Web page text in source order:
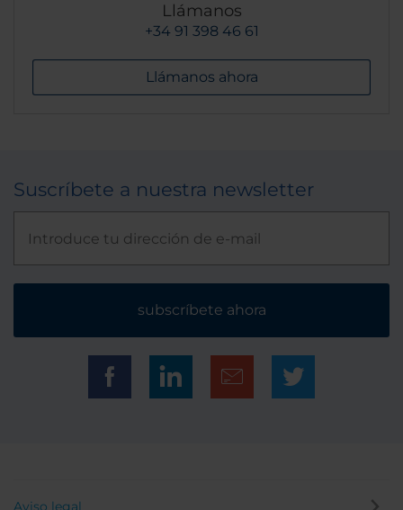
Llámanos
+34 91 398 46 61
Llámanos ahora
Suscríbete a nuestra newsletter
subscríbete ahora
Aviso legal